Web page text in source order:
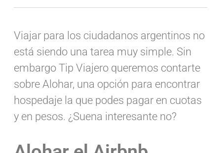
Viajar para los ciudadanos argentinos no
está siendo una tarea muy simple. Sin
embargo Tip Viajero queremos contarte
sobre Alohar, una opción para encontrar
hospedaje la que podes pagar en cuotas
y en pesos. ¿Suena interesante no?